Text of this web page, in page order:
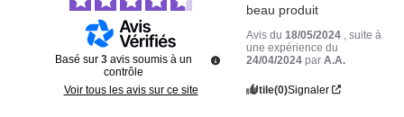
Basé sur 3 avis soumis à un
contrôle
Voir tous les avis sur ce site
beau produit
Avis du 18/05/2024
, suite à
une expérience du
24/04/2024 parA.A.
Utile(0)Signaler